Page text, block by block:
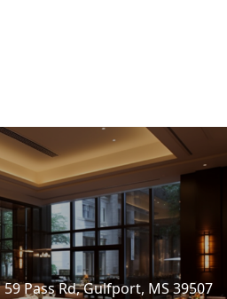
59 Pass Rd, Gulfport, MS 39507